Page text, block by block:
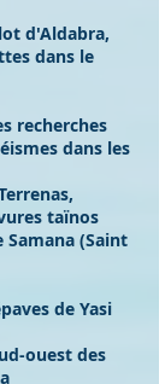
d'Aldabra,
dans le
recherches
dans les
taïnos
(Saint
de Yasi
ouest des